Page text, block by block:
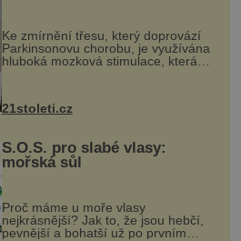
Ke zmírnění třesu, který doprovází
Parkinsonovu chorobu, je využívána
hluboká mozková stimulace, která
však vyžaduje vysoce invazivní
k dostatečně přesnému zacílení ...
21stoleti.cz
S.O.S. pro slabé vlasy:
mořská sůl
Proč máme u moře vlasy
nejkrásnější? Jak to, že jsou hebčí,
pevnější a bohatší už po prvním